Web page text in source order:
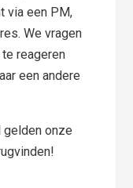
via een PM,
We vragen
reageren
een andere
gelden onze